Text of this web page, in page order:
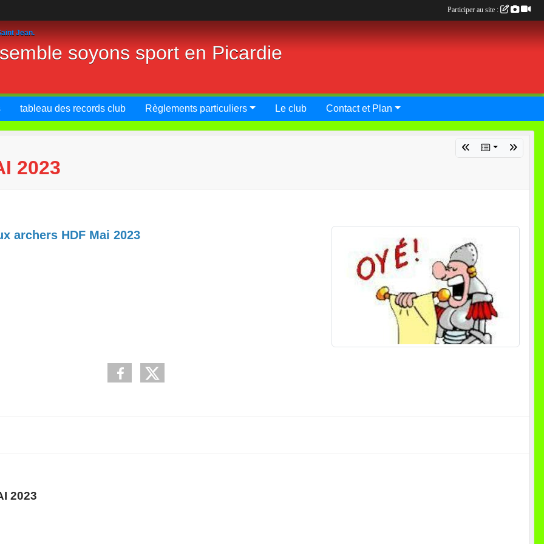
Jean.
soyons sport en Picardie
tableau des records club Règlements particuliers Le club Contact et Plan
2023
archers HDF Mai 2023
2023
Participer au site :